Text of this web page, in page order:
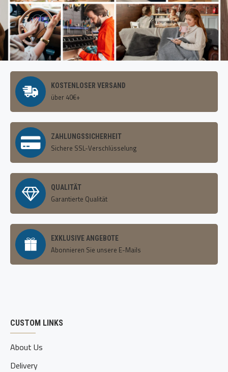
KOSTENLOSER VERSAND
über 40€+
ZAHLUNGSSICHERHEIT
Sichere SSL-Verschlüsselung
QUALITÄT
Garantierte Qualität
EXKLUSIVE ANGEBOTE
Abonnieren Sie unsere E-Mails
CUSTOM LINKS
About Us
Delivery